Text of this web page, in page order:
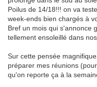
Poilus de 14/18!!! on va
week-ends bien chargés à
Bref un mois qui s'annonce
tellement ensoleillé dans
Sur cette pensée
préparer mes réunions
qu'on reporte ça à la